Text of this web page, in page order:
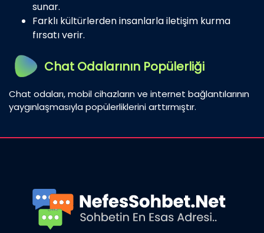
sunar.
Farklı kültürlerden insanlarla iletişim kurma
fırsatı verir.
Chat Odalarının Popülerliği
Chat odaları, mobil cihazların ve internet bağlantılarının
yaygınlaşmasıyla popülerliklerini arttırmıştır.